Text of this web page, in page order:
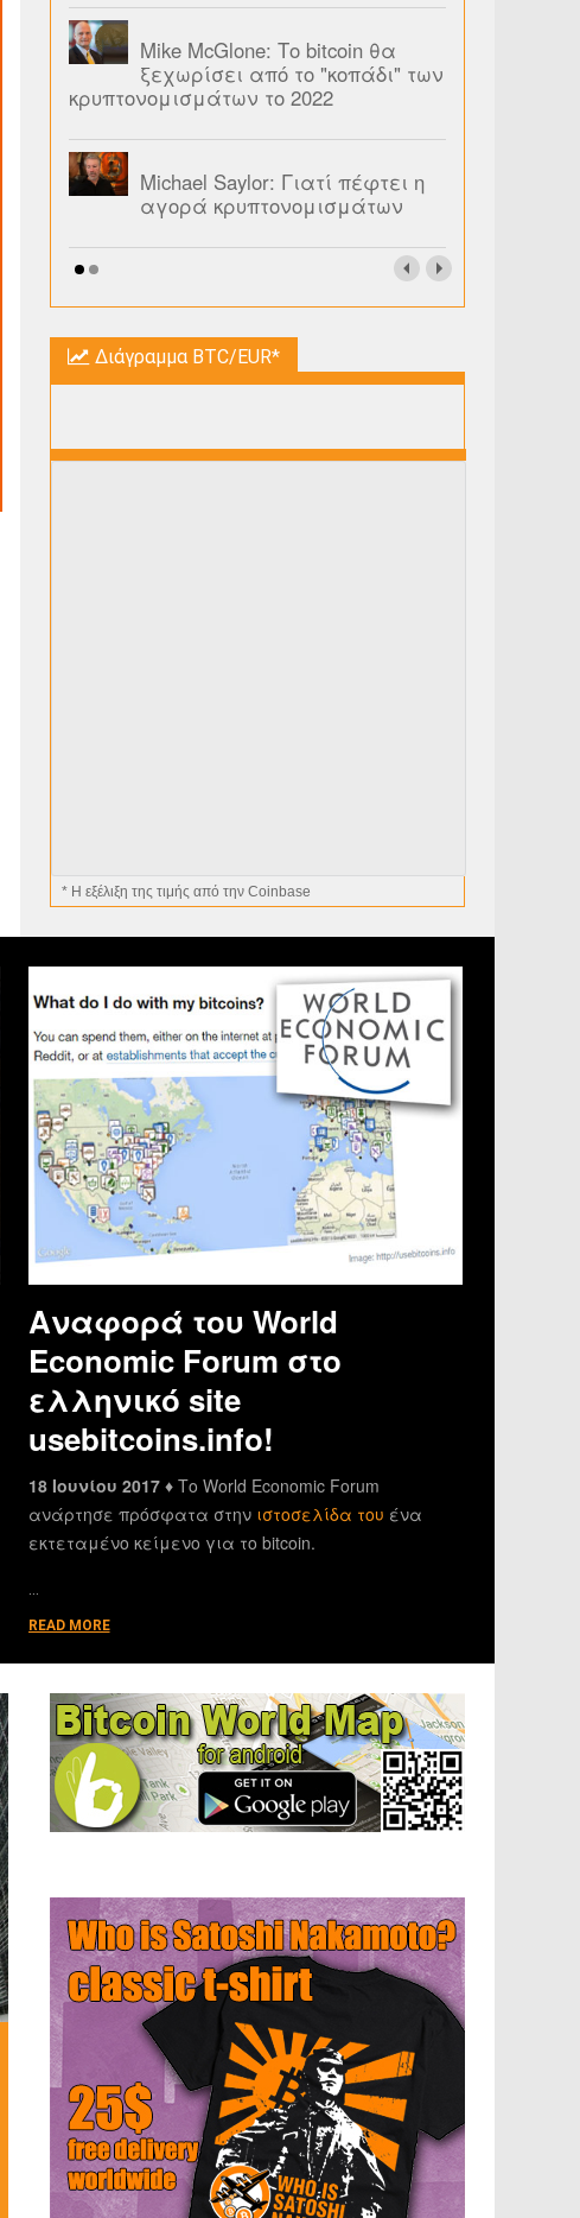
Mike McGlone: Το bitcoin θα
ξεχωρίσει από το "κοπάδι" των
κρυπτονομισμάτων το 2022
Michael Saylor: Γιατί πέφτει η
αγορά κρυπτονομισμάτων
Διάγραμμα BTC/EUR*
* H εξέλιξη της τιμής από την Coinbase
Αναφορά του World
Economic Forum στο
ελληνικό site
usebitcoins.info!
18 Ιουνίου 2017 ♦ Το World Economic Forum
ανάρτησε πρόσφατα στην ιστοσελίδα του ένα
εκτεταμένο κείμενο για το bitcoin.
READ MORE